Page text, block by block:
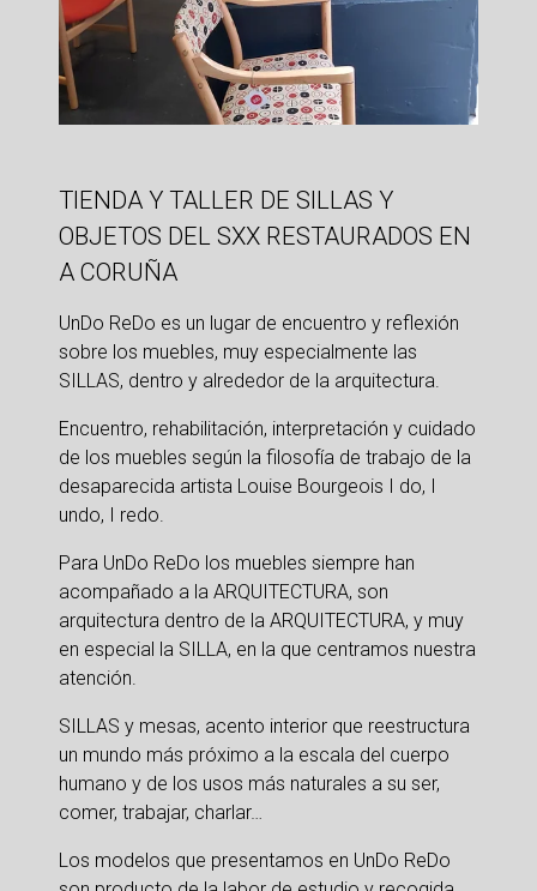
TIENDA Y TALLER DE SILLAS Y
OBJETOS DEL SXX RESTAURADOS EN
A CORUÑA
UnDo ReDo es un lugar de encuentro y reflexión
sobre los muebles, muy especialmente las
SILLAS, dentro y alrededor de la arquitectura.
Encuentro, rehabilitación, interpretación y cuidado
de los muebles según la filosofía de trabajo de la
desaparecida artista Louise Bourgeois I do, I
undo, I redo.
Para UnDo ReDo los muebles siempre han
acompañado a la ARQUITECTURA, son
arquitectura dentro de la ARQUITECTURA, y muy
en especial la SILLA, en la que centramos nuestra
atención.
SILLAS y mesas, acento interior que reestructura
un mundo más próximo a la escala del cuerpo
humano y de los usos más naturales a su ser,
comer, trabajar, charlar…
Los modelos que presentamos en UnDo ReDo